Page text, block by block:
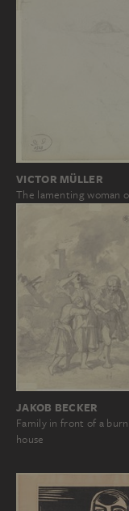
VICTOR MÜLLER
The lamenting woman
JAKOB BECKER
Family in front of a
house